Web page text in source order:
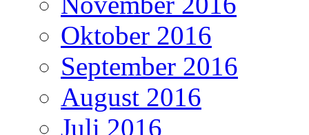
Oktober 2016
September 2016
August 2016
Juli 2016